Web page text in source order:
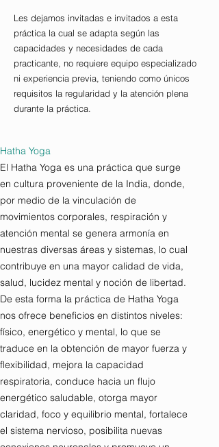
Les dejamos invitadas e invitados a esta
práctica la cual se adapta según las
capacidades y necesidades de cada
practicante, no requiere equipo especializado
ni experiencia previa, teniendo como únicos
requisitos la regularidad y la atención plena
durante la práctica.
Hatha Yoga
El Hatha Yoga es una práctica que surge
en cultura proveniente de la India, donde,
por medio de la vinculación de
movimientos corporales, respiración y
atención mental se genera armonía en
nuestras diversas áreas y sistemas, lo cual
contribuye en una mayor calidad de vida,
salud, lucidez mental y noción de libertad.
De esta forma la práctica de Hatha Yoga
nos ofrece beneficios en distintos niveles:
físico, energético y mental, lo que se
traduce en la obtención de mayor fuerza y
flexibilidad, mejora la capacidad
respiratoria, conduce hacia un flujo
energético saludable, otorga mayor
claridad, foco y equilibrio mental, fortalece
el sistema nervioso, posibilita nuevas